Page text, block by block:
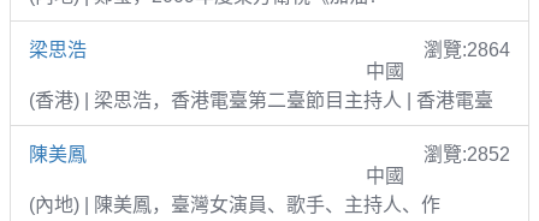
梁思浩
瀏覽:2864
中國
(香港) | 梁思浩，香港電臺第二臺節目主持人 | 香港電臺
陳美鳳
瀏覽:2852
中國
(內地) | 陳美鳳，臺灣女演員、歌手、主持人、作